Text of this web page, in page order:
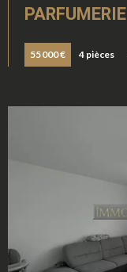
PARFUMERIE
55 000 € 4 pièces